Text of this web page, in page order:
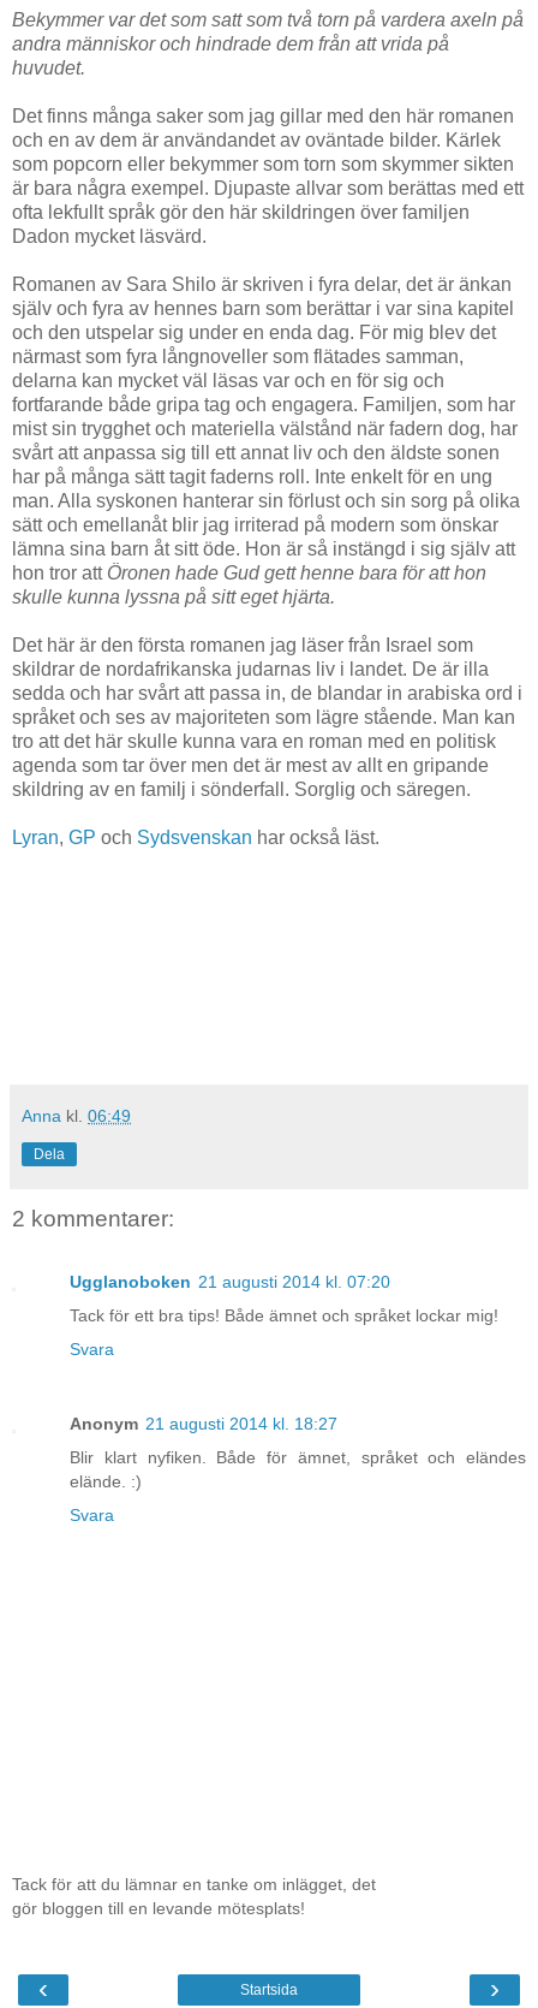
Bekymmer var det som satt som två torn på vardera axeln på
andra människor och hindrade dem från att vrida på
huvudet.
Det finns många saker som jag gillar med den här romanen
och en av dem är användandet av oväntade bilder. Kärlek
som popcorn eller bekymmer som torn som skymmer sikten
är bara några exempel. Djupaste allvar som berättas med ett
ofta lekfullt språk gör den här skildringen över familjen
Dadon mycket läsvärd.
Romanen av Sara Shilo är skriven i fyra delar, det är änkan
själv och fyra av hennes barn som berättar i var sina kapitel
och den utspelar sig under en enda dag. För mig blev det
närmast som fyra långnoveller som flätades samman,
delarna kan mycket väl läsas var och en för sig och
fortfarande både gripa tag och engagera. Familjen, som har
mist sin trygghet och materiella välstånd när fadern dog, har
svårt att anpassa sig till ett annat liv och den äldste sonen
har på många sätt tagit faderns roll. Inte enkelt för en ung
man. Alla syskonen hanterar sin förlust och sin sorg på olika
sätt och emellanåt blir jag irriterad på modern som önskar
lämna sina barn åt sitt öde. Hon är så instängd i sig själv att
hon tror att Öronen hade Gud gett henne bara för att hon
skulle kunna lyssna på sitt eget hjärta.
Det här är den första romanen jag läser från Israel som
skildrar de nordafrikanska judarnas liv i landet. De är illa
sedda och har svårt att passa in, de blandar in arabiska ord i
språket och ses av majoriteten som lägre stående. Man kan
tro att det här skulle kunna vara en roman med en politisk
agenda som tar över men det är mest av allt en gripande
skildring av en familj i sönderfall. Sorglig och säregen.
Lyran, GP och Sydsvenskan har också läst.
Anna kl. 06:49
Dela
2 kommentarer:
Ugglanoboken 21 augusti 2014 kl. 07:20
Tack för ett bra tips! Både ämnet och språket lockar mig!
Svara
Anonym 21 augusti 2014 kl. 18:27
Blir klart nyfiken. Både för ämnet, språket och eländes
elände. :)
Svara
Tack för att du lämnar en tanke om inlägget, det
gör bloggen till en levande mötesplats!
‹ ›
Startsida